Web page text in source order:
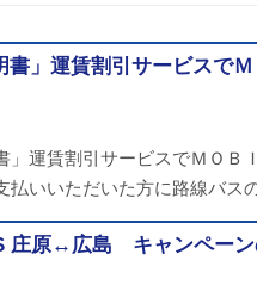
書」運賃割引サービスで
」運賃割引サービスでＭＯ
払いいただいた方に路線バ
庄原↔︎広島 キャンペーン